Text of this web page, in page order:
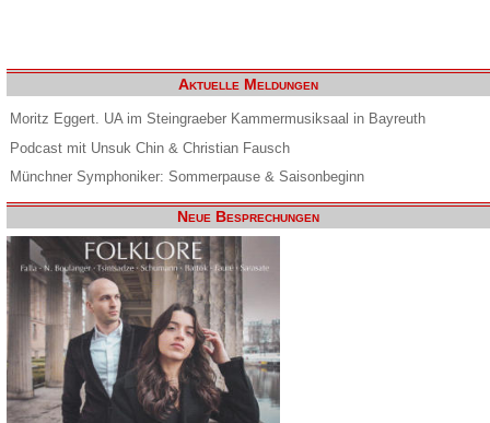
Aktuelle Meldungen
Moritz Eggert. UA im Steingraeber Kammermusiksaal in Bayreuth
Podcast mit Unsuk Chin & Christian Fausch
Münchner Symphoniker: Sommerpause & Saisonbeginn
Neue Besprechungen